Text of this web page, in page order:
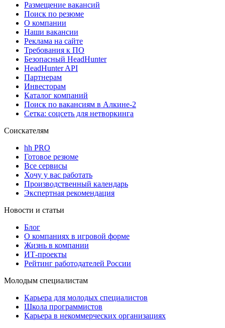
Размещение вакансий
Поиск по резюме
О компании
Наши вакансии
Реклама на сайте
Требования к ПО
Безопасный HeadHunter
HeadHunter API
Партнерам
Инвесторам
Каталог компаний
Поиск по вакансиям в Алкине-2
Сетка: соцсеть для нетворкинга
Соискателям
hh PRO
Готовое резюме
Все сервисы
Хочу у вас работать
Производственный календарь
Экспертная рекомендация
Новости и статьи
Блог
О компаниях в игровой форме
Жизнь в компании
ИТ-проекты
Рейтинг работодателей России
Молодым специалистам
Карьера для молодых специалистов
Школа программистов
Карьера в некоммерческих организациях